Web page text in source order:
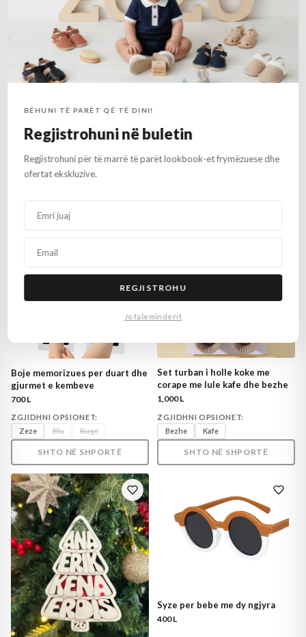
Kepuce moderne mokasini material kamosh, ngjyra kafe. Shume te
bukura.
Produkte të afërt
Boje memorizues per duart dhe
gjurmet e kembeve
700 L
ZGJIDHNI OPSIONET:
Zeze
Blu Kuqe
SHTO NË SHPORTË
Set turban i holle koke me
corape me lule kafe dhe bezhe
1,000 L
ZGJIDHNI OPSIONET:
Bezhe
Kafe
SHTO NË SHPORTË
Syze per bebe me dy ngjyra
400 L
BËHUNI TË PARËT QË TË DINI!
Regjistrohuni në buletin
Regjistrohuni për të marrë të parët lookbook-et frymëzuese dhe
ofertat ekskluzive.
REGJISTROHU
Jo faleminderit